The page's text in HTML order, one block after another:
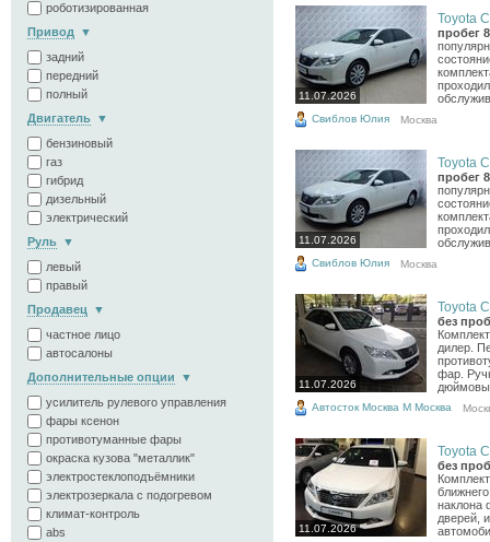
роботизированная
Привод
задний
передний
полный
Двигатель
бензиновый
газ
гибрид
дизельный
электрический
Руль
левый
правый
Продавец
частное лицо
автосалоны
Дополнительные опции
усилитель рулевого управления
фары ксенон
противотуманные фары
окраска кузова "металлик"
электростеклоподъёмники
электрозеркала с подогревом
климат-контроль
abs
11.07.2026
Toyota
пробег
Свиблов Юлия Москва
11.07.2026
Toyota
пробег
Свиблов Юлия Москва
11.07.2026
Toyota
без
дилер.
фар.
Автосток Москва М Москва
11.07.2026
Toyota
без
наклона
дверей,